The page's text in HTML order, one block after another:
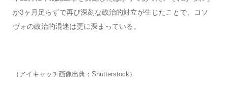
か3ヶ月足らずで再び深刻な政治的対立が生じたことで、コソ
ヴォの政治的混迷は更に深まっている。
（アイキャッチ画像出典：Shutterstock）